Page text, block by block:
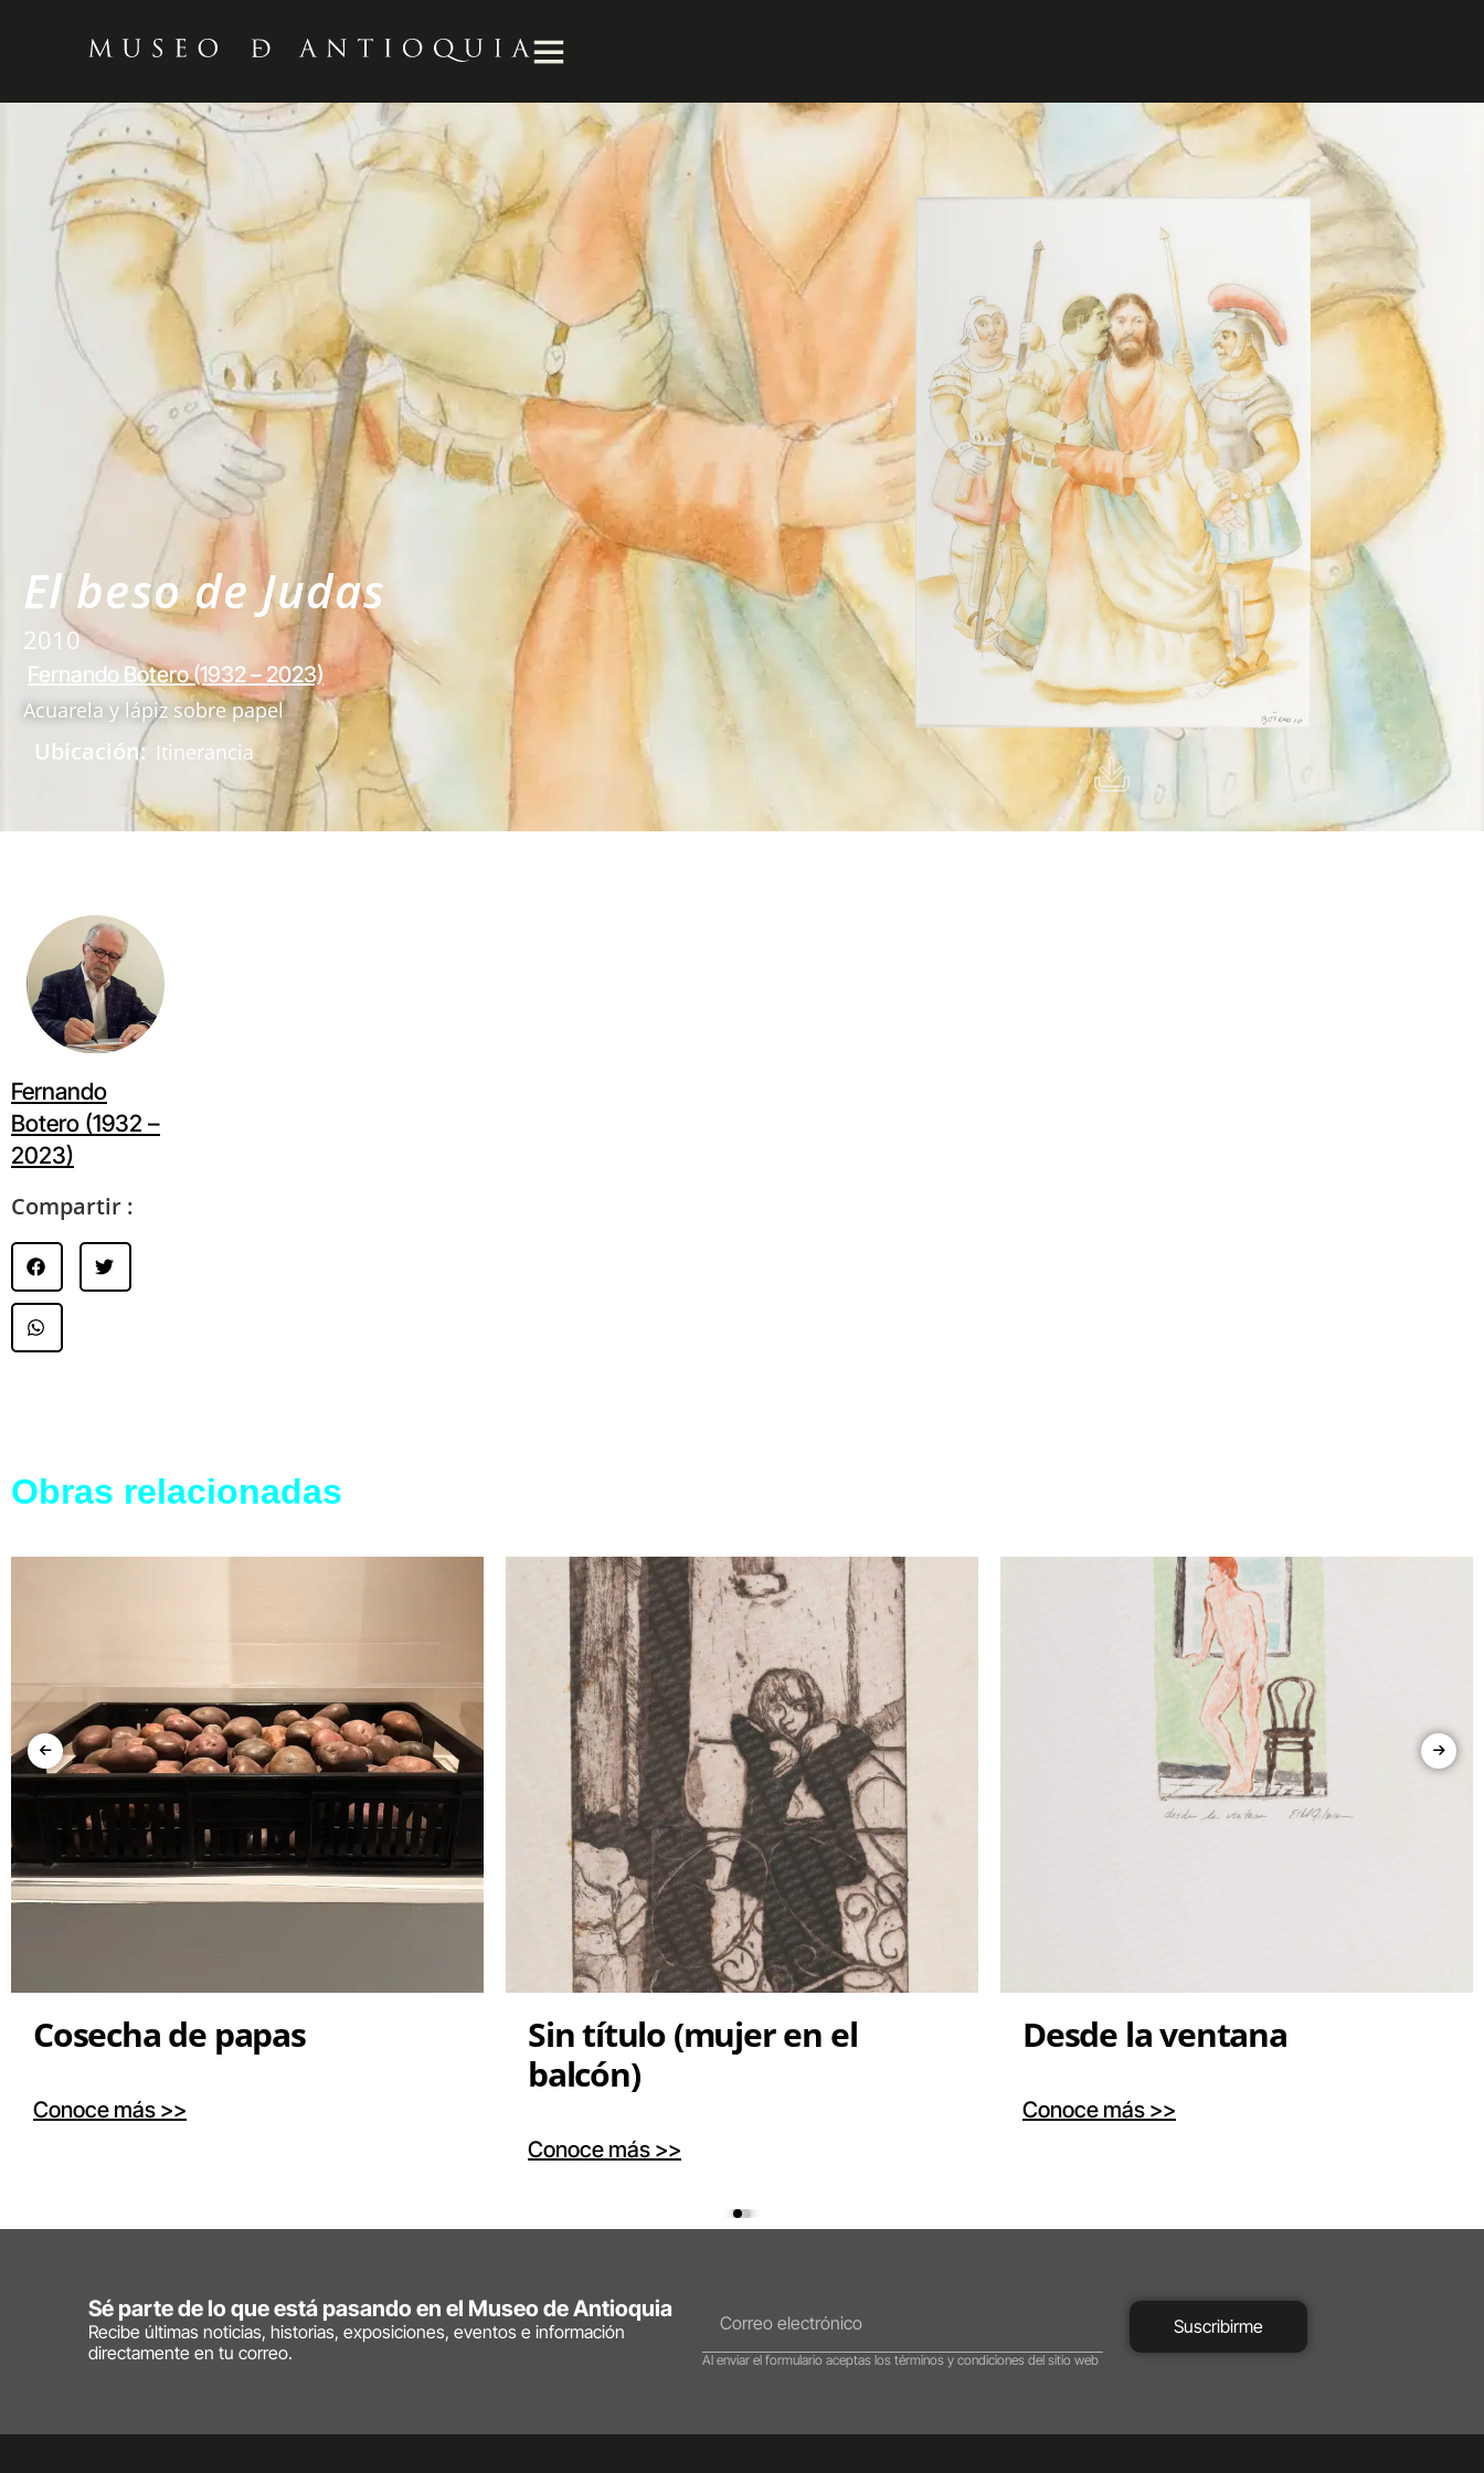
El beso de Judas
2010
Fernando Botero (1932 – 2023)
Acuarela y lápiz sobre papel
Ubicación: Itinerancia
Fernando
Botero (1932 –
2023)
Compartir :
Obras relacionadas
Cosecha de papas
Conoce más >>
Sin título (mujer en el
balcón)
Conoce más >>
Desde la ventana
Conoce más >>
Sé parte de lo que está pasando en el Museo de Antioquia
Recibe últimas noticias, historias, exposiciones, eventos e información
directamente en tu correo.
Suscribirme
Al enviar el formulario aceptas los términos y condiciones del sitio web